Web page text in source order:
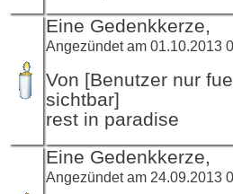
Eine Gedenkkerze,
Angezündet am 01.10.2013
Von [Benutzer nur
sichtbar]
rest in paradise
Eine Gedenkkerze,
Angezündet am 24.09.2013